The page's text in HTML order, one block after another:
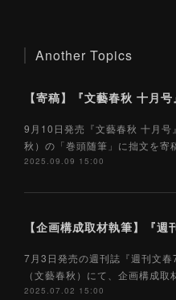
Another Topics
9月10日発売『文藝春秋 十月号
秋）の「巻頭随筆」に拙文を寄
2025.09.09 15:00
7月3日発売の週刊誌『週刊文春
（文藝春秋）にて、企画構成取
2025.07.02 15:00